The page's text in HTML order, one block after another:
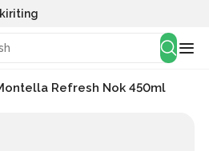
Refresh Nok 450ml